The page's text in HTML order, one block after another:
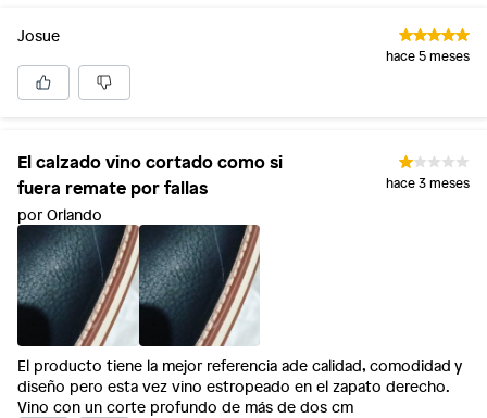
Josue
hace 5 meses
El calzado vino cortado como si
fuera remate por fallas
por Orlando
hace 3 meses
El producto tiene la mejor referencia ade calidad, comodidad y
diseño pero esta vez vino estropeado en el zapato derecho.
Vino con un corte profundo de más de dos cm